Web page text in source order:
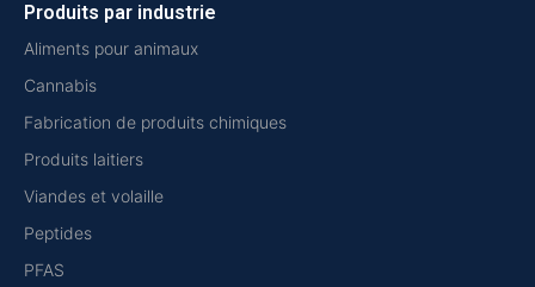
Produits par industrie
Aliments pour animaux
Cannabis
Fabrication de produits chimiques
Produits laitiers
Viandes et volaille
Peptides
PFAS